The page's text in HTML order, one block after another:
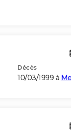
Décès
10/03/1999 à